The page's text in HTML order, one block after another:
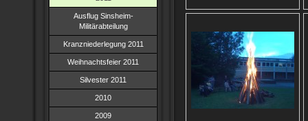
Ausflug Sinsheim-
Militärabteilung
Kranzniederlegung 2011
Weihnachtsfeier 2011
Silvester 2011
2010
2009